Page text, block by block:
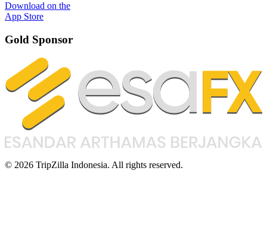
Download on the
App Store
Gold Sponsor
© 2026 TripZilla Indonesia. All rights reserved.